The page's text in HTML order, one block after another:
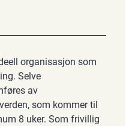
organisasjon som
Selve
av
som kommer til
8 uker. Som frivillig